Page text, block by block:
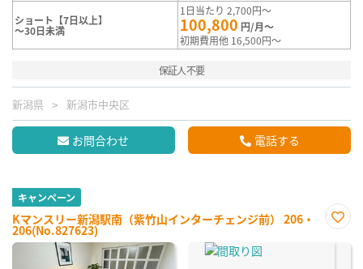
ショート【7日以上】
～30日未満
1日当たり 2,700円～
100,800 円/月～
初期費用他 16,500円～
保証人不要
新潟県 新潟市中央区
お問合わせ 電話する
キャンペーン
Kマンスリー新潟駅南（紫竹山インターチェンジ前） 206・
206(No.827623)
に入